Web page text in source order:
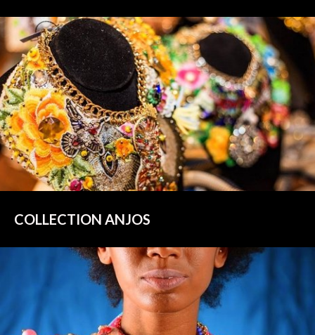
COLLECTION ANJOS